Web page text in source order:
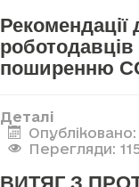
Рекомендації
роботодавців
поширенню
Деталі
Перегляди: